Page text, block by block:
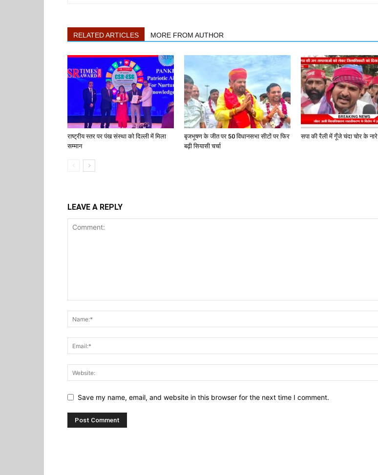
RELATED ARTICLES MORE FROM AUTHOR
राष्ट्रीय स्तर पर पंख संस्था को दिल्ली में मिला
सम्मान
बृजभूषण के जीत पर 50 विधानसभा सीटों पर फिर
बढ़ी सियासी चर्चा
सपा की रैली में गूँजे चंदा चोर के नारे
LEAVE A REPLY
Save my name, email, and website in this browser for the next time I comment.